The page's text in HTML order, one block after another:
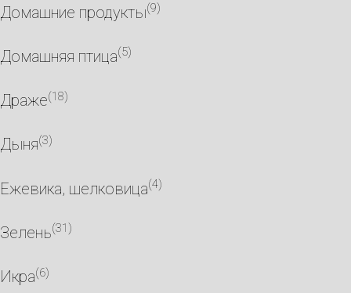
Домашние продукты(9)
Домашняя птица(5)
Драже(18)
Дыня(3)
Ежевика, шелковица(4)
Зелень(31)
Икра(6)